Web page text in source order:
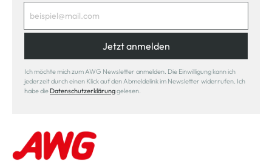
Jetzt anmelden
Ich möchte mich zum AWG Newsletter anmelden. Die Einwilligung kann ich
jederzeit durch einen Klick auf den Abmeldelink im Newsletter widerrufen. Ich
habe die Datenschutzerklärunggelesen.